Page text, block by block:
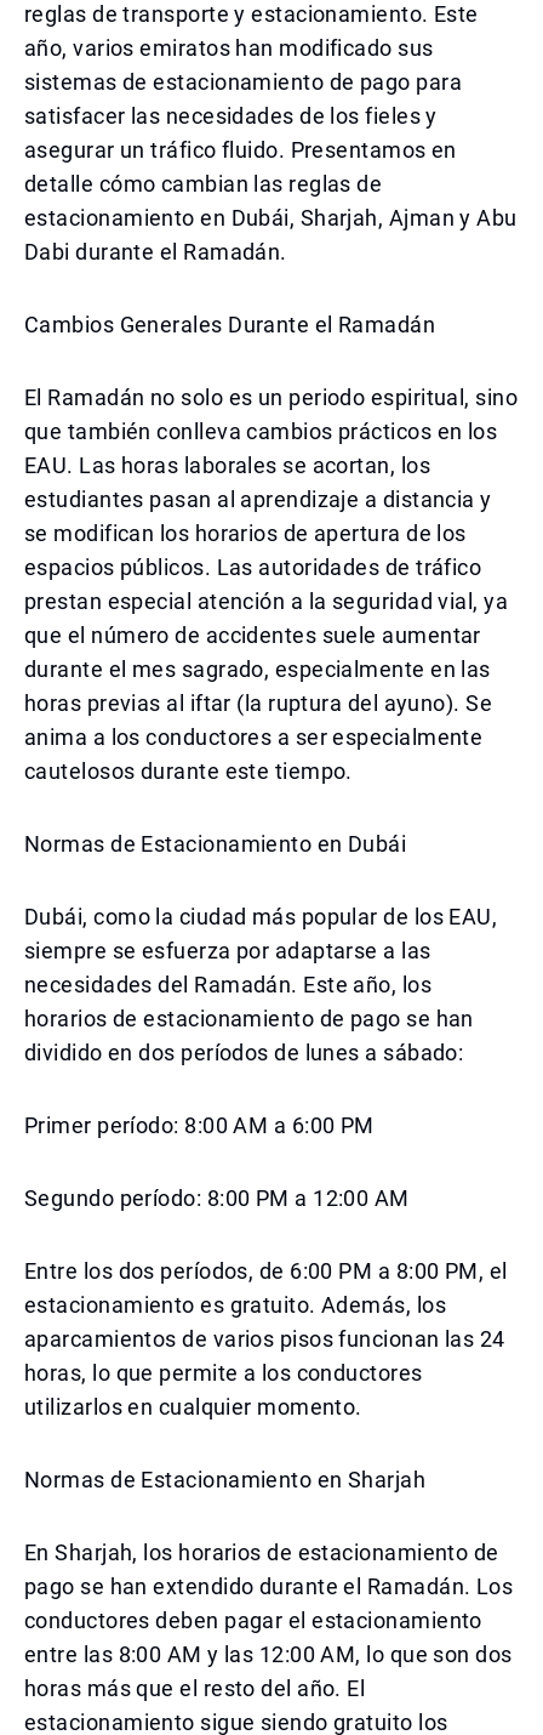
reglas de transporte y estacionamiento. Este
año, varios emiratos han modificado sus
sistemas de estacionamiento de pago para
satisfacer las necesidades de los fieles y
asegurar un tráfico fluido. Presentamos en
detalle cómo cambian las reglas de
estacionamiento en Dubái, Sharjah, Ajman y Abu
Dabi durante el Ramadán.
Cambios Generales Durante el Ramadán
El Ramadán no solo es un periodo espiritual, sino
que también conlleva cambios prácticos en los
EAU. Las horas laborales se acortan, los
estudiantes pasan al aprendizaje a distancia y
se modifican los horarios de apertura de los
espacios públicos. Las autoridades de tráfico
prestan especial atención a la seguridad vial, ya
que el número de accidentes suele aumentar
durante el mes sagrado, especialmente en las
horas previas al iftar (la ruptura del ayuno). Se
anima a los conductores a ser especialmente
cautelosos durante este tiempo.
Normas de Estacionamiento en Dubái
Dubái, como la ciudad más popular de los EAU,
siempre se esfuerza por adaptarse a las
necesidades del Ramadán. Este año, los
horarios de estacionamiento de pago se han
dividido en dos períodos de lunes a sábado:
Primer período: 8:00 AM a 6:00 PM
Segundo período: 8:00 PM a 12:00 AM
Entre los dos períodos, de 6:00 PM a 8:00 PM, el
estacionamiento es gratuito. Además, los
aparcamientos de varios pisos funcionan las 24
horas, lo que permite a los conductores
utilizarlos en cualquier momento.
Normas de Estacionamiento en Sharjah
En Sharjah, los horarios de estacionamiento de
pago se han extendido durante el Ramadán. Los
conductores deben pagar el estacionamiento
entre las 8:00 AM y las 12:00 AM, lo que son dos
horas más que el resto del año. El
estacionamiento sigue siendo gratuito los